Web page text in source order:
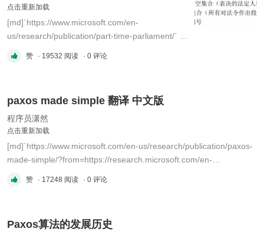
点击重新加载
[md]`https://www.microsoft.com/en-
us/research/publication/part-time-parliament/` #
级协议（The Preliminary P ...
赞 · 19532 阅读 · 0 评论
paxos made simple 翻译 中文版
程序员潇然
点击重新加载
[md]`https://www.microsoft.com/en-us/research/publication/paxos-
made-simple/?from=https://research.microsoft.com/en-
赞 · 17248 阅读 · 0 评论
Paxos算法的发展历史